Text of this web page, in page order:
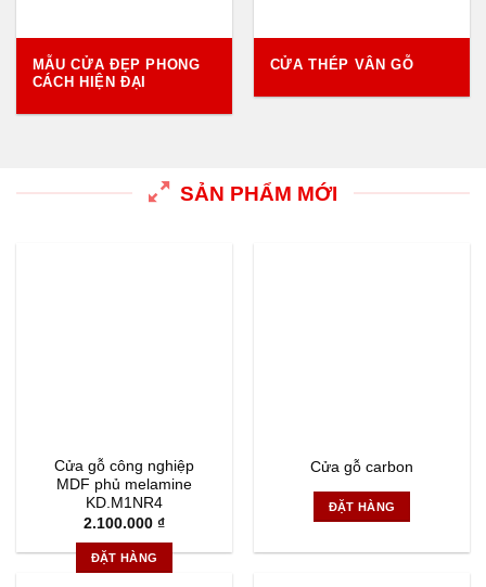
MẪU CỬA ĐẸP PHONG
CÁCH HIỆN ĐẠI
CỬA THÉP VÂN GỖ
SẢN PHẨM MỚI
Cửa gỗ công nghiệp
MDF phủ melamine
KD.M1NR4
2.100.000 ₫
ĐẶT HÀNG
Cửa gỗ carbon
ĐẶT HÀNG